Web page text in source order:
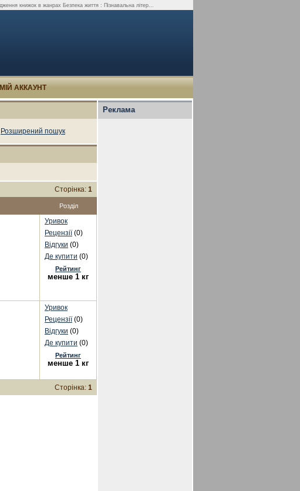
книжок в жанрах Безпека життя : Пізнавальна літер...
МІЙ АККАУНТ
Розширений пошук
Сторінка: 1
Розділ
Уривок
Рецензії(0)
Відгуки (0)
Де купити (0)
Рейтинг
менше 1 кг
Уривок
Рецензії(0)
Відгуки (0)
Де купити (0)
Рейтинг
менше 1 кг
Сторінка: 1
Реклама